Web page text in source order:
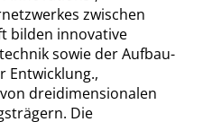
zwischen
bilden innovative
sowie der Aufbau-
Entwicklung.,
dreidimensionalen
Die